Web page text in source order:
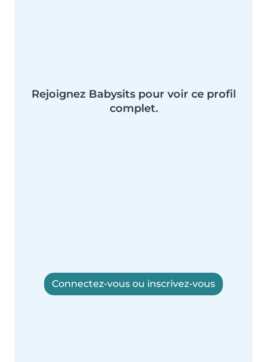
Rejoignez Babysits pour voir ce profil
complet.
Connectez-vous ou inscrivez-vous